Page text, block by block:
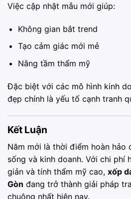
Việc cập nhật mẫu mới giúp:
Không gian bắt trend
Tạo cảm giác mới mẻ
Nâng tầm thẩm mỹ
Đặc biệt với các mô hình kinh
đẹp chính là yếu tố cạnh tranh
Kết Luận
Năm mới là thời điểm hoàn hảo
sống và kinh doanh. Với chi phí
giản và tính thẩm mỹ cao, xốp
Gòn đang trở thành giải pháp
chuộng nhất hiện nay.